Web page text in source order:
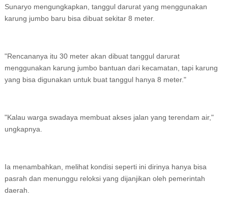
Sunaryo mengungkapkan, tanggul darurat yang menggunakan
karung jumbo baru bisa dibuat sekitar 8 meter.
"Rencananya itu 30 meter akan dibuat tanggul darurat
menggunakan karung jumbo bantuan dari kecamatan, tapi karung
yang bisa digunakan untuk buat tanggul hanya 8 meter."
"Kalau warga swadaya membuat akses jalan yang terendam air,"
ungkapnya.
Ia menambahkan, melihat kondisi seperti ini dirinya hanya bisa
pasrah dan menunggu reloksi yang dijanjikan oleh pemerintah
daerah.